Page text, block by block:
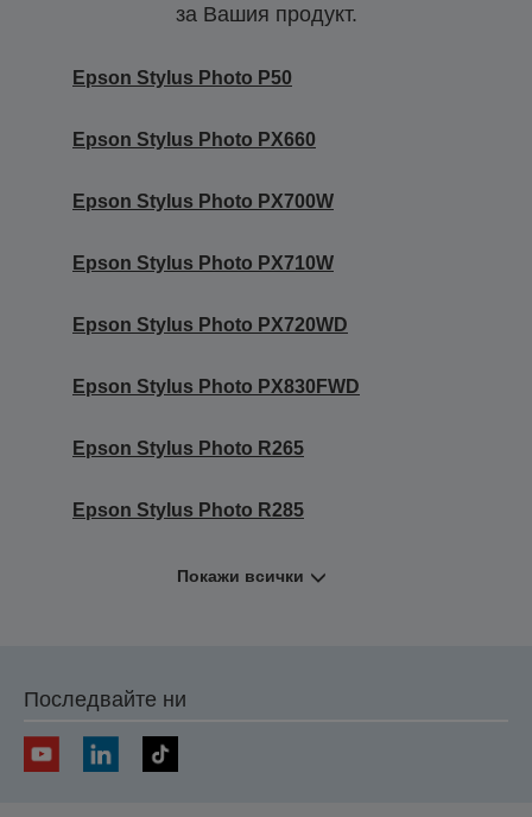
за Вашия продукт.
Epson Stylus Photo P50
Epson Stylus Photo PX660
Epson Stylus Photo PX700W
Epson Stylus Photo PX710W
Epson Stylus Photo PX720WD
Epson Stylus Photo PX830FWD
Epson Stylus Photo R265
Epson Stylus Photo R285
Покажи всички
Последвайте ни